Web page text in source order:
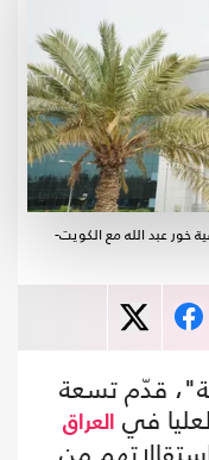
خور عبد الله مع الكويت-
قدّم تسعة
في العراق